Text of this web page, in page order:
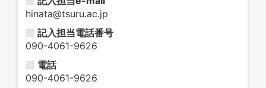
hinata@tsuru.ac.jp
記入担当電話番号
090-4061-9626
電話
090-4061-9626